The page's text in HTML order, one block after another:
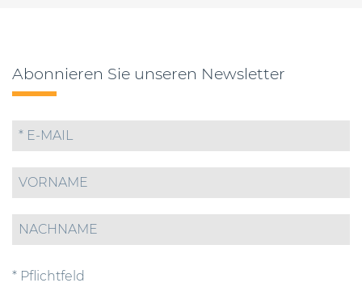
Abonnieren Sie unseren Newsletter
* Pflichtfeld